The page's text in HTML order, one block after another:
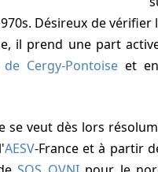
Désireux de vérifier
il prend une part
Cergy-Pontoise et en
se veut dès lors
AESV-France et à partir